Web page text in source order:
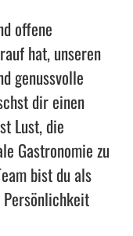
offene
hat, unseren
genussvolle
dir einen
Lust, die
Gastronomie zu
bist du als